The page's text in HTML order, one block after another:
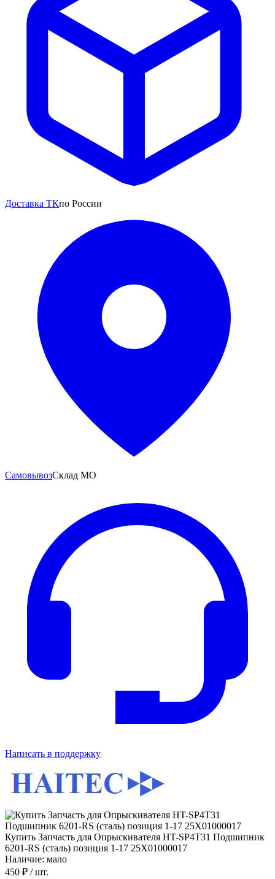
Доставка ТКпо России
СамовывозСклад МО
Написать в поддержку
Купить Запчасть для Опрыскивателя HT-SP4T31 Подшипник
6201-RS (сталь) позиция 1-17 25X01000017
Наличие: мало
450 ₽ / шт.